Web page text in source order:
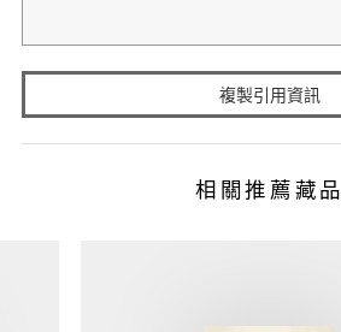
複製引用資訊
相關推薦藏品